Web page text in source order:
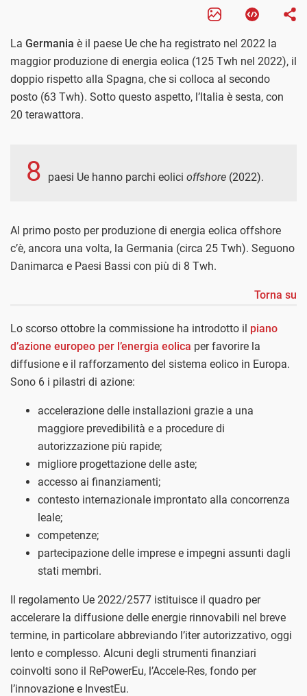
La Germania è il paese Ue che ha registrato nel 2022 la
maggior produzione di energia eolica (125 Twh nel 2022), il
doppio rispetto alla Spagna, che si colloca al secondo
posto (63 Twh). Sotto questo aspetto, l’Italia è sesta, con
20 terawattora.
8 paesi Ue hanno parchi eolici offshore (2022).
Al primo posto per produzione di energia eolica offshore
c’è, ancora una volta, la Germania (circa 25 Twh). Seguono
Danimarca e Paesi Bassi con più di 8 Twh.
Torna su
Lo scorso ottobre la commissione ha introdotto il piano
d’azione europeo per l’energia eolica per favorire la
diffusione e il rafforzamento del sistema eolico in Europa.
Sono 6 i pilastri di azione:
accelerazione delle installazioni grazie a una
maggiore prevedibilità e a procedure di
autorizzazione più rapide;
migliore progettazione delle aste;
accesso ai finanziamenti;
contesto internazionale improntato alla concorrenza
leale;
competenze;
partecipazione delle imprese e impegni assunti dagli
stati membri.
Il regolamento Ue 2022/2577 istituisce il quadro per
accelerare la diffusione delle energie rinnovabili nel breve
termine, in particolare abbreviando l’iter autorizzativo, oggi
lento e complesso. Alcuni degli strumenti finanziari
coinvolti sono il RePowerEu, l’Accele-Res, fondo per
l’innovazione e InvestEu.